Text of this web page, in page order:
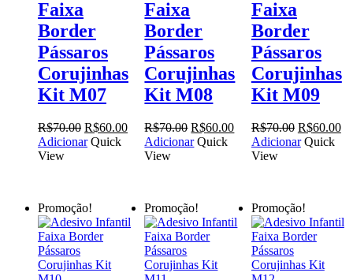
Faixa
Border
Pássaros
Corujinhas
Kit M07
R$70.00 O
preço
R$60.00O
preço
atual
Adicionar Quick
View
Faixa
Border
Pássaros
Corujinhas
Kit M08
R$70.00 O
preço
R$60.00O
preço
atual
Adicionar Quick
View
Faixa
Border
Pássaros
Corujinhas
Kit M09
R$70.00 O
preço
R$60.00O
Adicionar Quick
View
Promoção! Promoção! Promoção!